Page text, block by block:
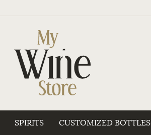
SPIRITS CUSTOMIZED BOTTLES